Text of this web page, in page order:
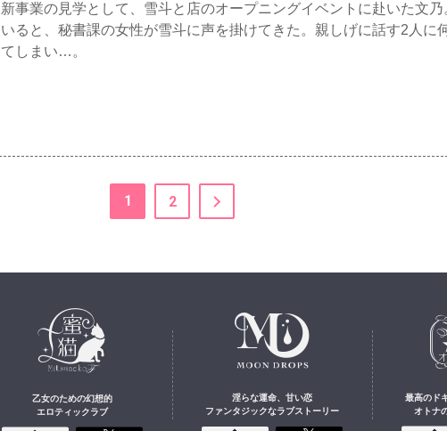
新事業の見学として、雪斗と店のオープニングイベントに赴いた文
いると、秘書課の女性が雪斗に声を掛けてきた。親しげに話す2人に
てしまい…。
1 2
乙女のための幻想的
エロティックラブ
淫らな運命、甘い恋
ファンタジックなラブストーリー
最高のド
オトナ